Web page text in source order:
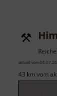
Reiche
aktuell vom
43 km vom